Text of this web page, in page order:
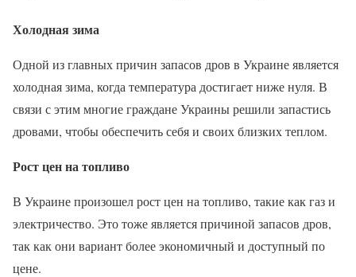
Холодная зима
Одной из главных причин запасов дров в Украине является
холодная зима, когда температура достигает ниже нуля. В
связи с этим многие граждане Украины решили запастись
дровами, чтобы обеспечить себя и своих близких теплом.
Рост цен на топливо
В Украине произошел рост цен на топливо, такие как газ и
электричество. Это тоже является причиной запасов дров,
так как они вариант более экономичный и доступный по
цене.